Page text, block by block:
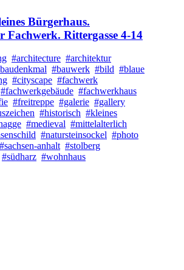
Bürgerhaus.
Fachwerk. Rittergasse 4-14
#architecture #architektur
#bauwerk #bild #blaue
#cityscape #fachwerk
#fachwerkgebäude #fachwerkhaus
#freitreppe #galerie #gallery
#historisch #kleines
#medieval #mittelalterlich
#natursteinsockel #photo
#sachsen-anhalt #stolberg
#südharz #wohnhaus